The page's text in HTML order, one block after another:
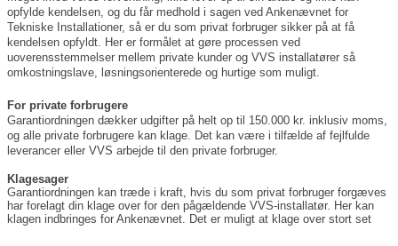
opfylde kendelsen, og du får medhold i sagen ved Ankenævnet for
Tekniske Installationer, så er du som privat forbruger sikker på at få
kendelsen opfyldt. Her er formålet at gøre processen ved
uoverensstemmelser mellem private kunder og VVS installatører så
omkostningslave, løsningsorienterede og hurtige som muligt.
For private forbrugere
Garantiordningen dækker udgifter på helt op til 150.000 kr. inklusiv moms,
og alle private forbrugere kan klage. Det kan være i tilfælde af fejlfulde
leverancer eller VVS arbejde til den private forbruger.
Klagesager
Garantiordningen kan træde i kraft, hvis du som privat forbruger forgæves
har forelagt din klage over for den pågældende VVS-installatør. Her kan
klagen indbringes for Ankenævnet. Det er muligt at klage over stort set